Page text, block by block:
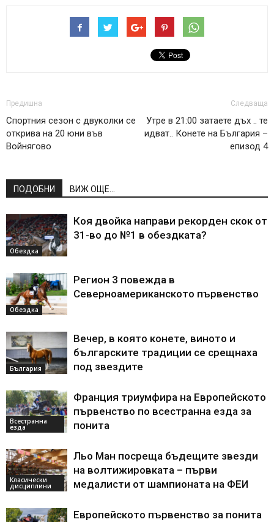
Предишна
Спортния сезон с двуколки се
открива на 20 юни във
Войнягово
Следваща
Утре в 21:00 затаете дъх .. те
идват.. Конете на България –
епизод 4
ПОДОБНИ ВИЖ ОЩЕ...
Обездка
Коя двойка направи рекорден скок от
31-во до №1 в обездката?
Обездка
Регион 3 повежда в
Северноамериканското първенство
България
Вечер, в която конете, виното и
българските традиции се срещнаха
под звездите
Всестранна
езда
Франция триумфира на Европейското
първенство по всестранна езда за
понита
Класически
дисциплини
Льо Ман посреща бъдещите звезди
на волтижировката – първи
медалисти от шампионата на ФЕИ
Европейското първенство за понита